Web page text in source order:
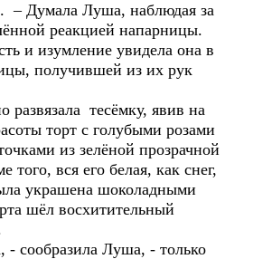
– Думала Луша, наблюдая за
реакцией напарницы.
и изумление увидела она в
получившей из их рук
развязала тесёмку, явив на
торт с голубыми розами
из зелёной прозрачной
того, вся его белая, как снег,
украшена шоколадными
шёл восхитительный
- сообразила Луша, - только